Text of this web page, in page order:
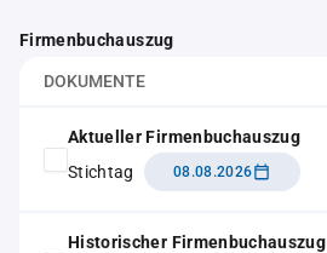
Firmenbuchauszug
DOKUMENTE
Aktueller Firmenbuchauszug
Stichtag
08.08.2026
Historischer Firmenbuchauszug